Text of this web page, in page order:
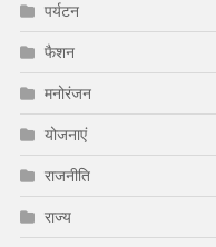
पर्यटन
फैशन
मनोरंजन
योजनाएं
राजनीति
राज्य